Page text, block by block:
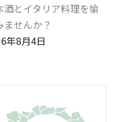
酒とイタリア料理を愉
ませんか？
年8月4日